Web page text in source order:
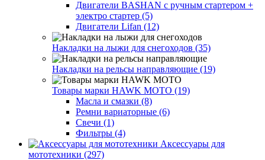
Двигатели BASHAN с ручным стартером +
электро стартер (5)
Двигатели Lifan (12)
Накладки на лыжи для снегоходов (35)
Накладки на рельсы направляющие (19)
Товары марки HAWK MOTO (19)
Масла и смазки (8)
Ремни вариаторные (6)
Свечи (1)
Фильтры (4)
Аксессуары для
мототехники (297)